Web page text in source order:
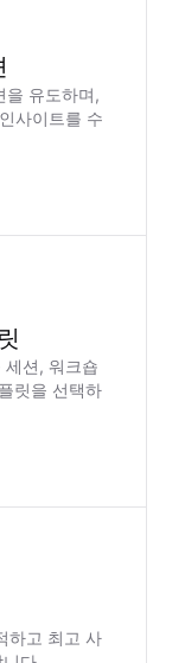
을 유도하며,
사이트를 수
세션, 워크숍
릿을 선택하
하고 최고 사